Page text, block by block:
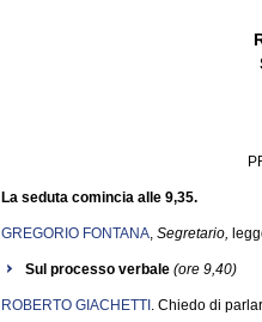
La seduta comincia alle 9,35.
GREGORIO FONTANA, Segretario,
Sul processo verbale (ore 9,40)
ROBERTO GIACHETTI . Chiedo di